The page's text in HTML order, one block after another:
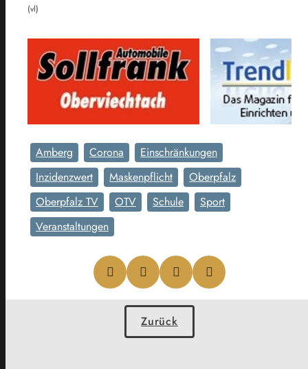
(vl)
Amberg Corona
Einschränkungen
Inzidenzwert
Maskenpflicht
Oberpfalz
Oberpfalz TV
OTV Schule
Sport
Veranstaltungen
Zurück